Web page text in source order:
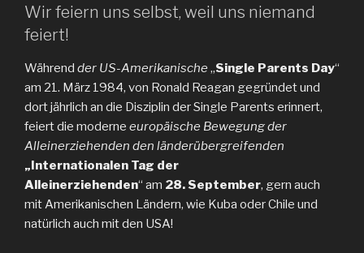
Wir feiern uns selbst, weil uns niemand
feiert!
Während der US-Amerikanische „Single Parents Day“
am 21. März 1984, von Ronald Reagan gegründet und
dort jährlich an die Disziplin der Single Parents erinnert,
feiert die moderne europäische Bewegung der
Alleinerziehenden den länderübergreifenden
„Internationalen Tag der
Alleinerziehenden“ am 28. September, gern auch
mit Amerikanischen Ländern, wie Kuba oder Chile und
natürlich auch mit den USA!